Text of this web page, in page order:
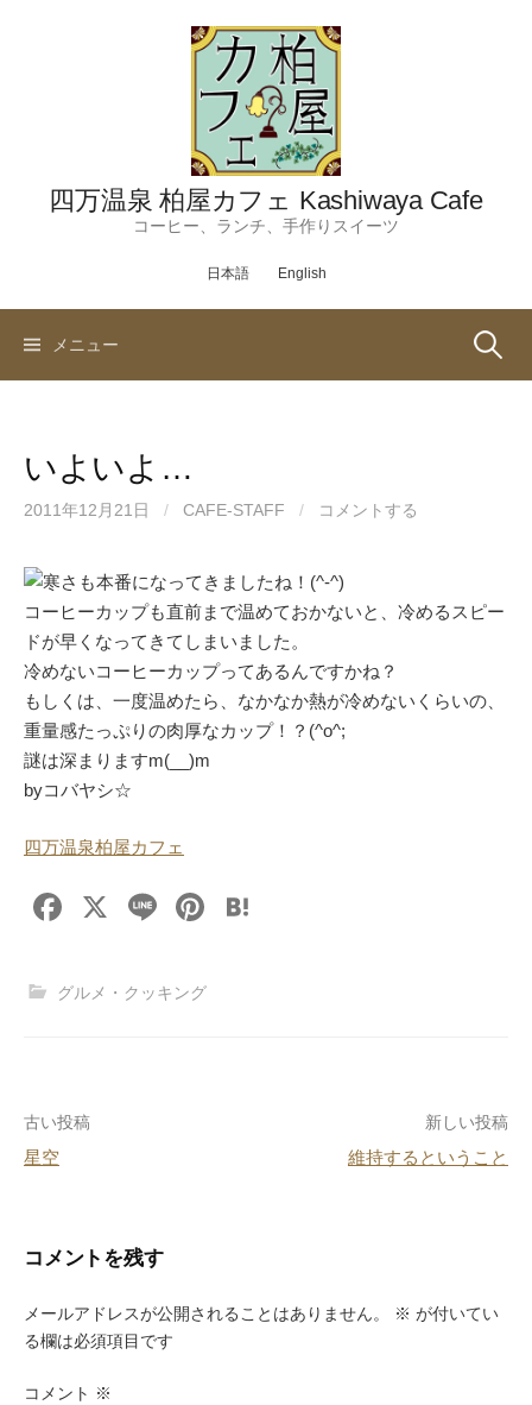
四万温泉 柏屋カフェ Kashiwaya Cafe
コーヒー、ランチ、手作りスイーツ
日本語 English
メニュー 検
いよいよ…
2011年12月21日 / CAFE-STAFF / コメントする
寒さも本番になってきましたね！(^-^)
コーヒーカップも直前まで温めておかないと、冷めるスピー
ドが早くなってきてしまいました。
冷めないコーヒーカップってあるんですかね？
もしくは、一度温めたら、なかなか熱が冷めないくらいの、
重量感たっぷりの肉厚なカップ！？(^o^;
謎は深まりますm(__)m
byコバヤシ☆
四万温泉柏屋カフェ
F
c
o
X
Li
e
Pi
グルメ・クッキング
投
稿
ビ
ゲ
ー
シ
古い投稿
星空
新しい投稿
維持するということ
コメントを残す
メールアドレスが公開されることはありません。 ※ が付いてい
る欄は必須項目です
コメント ※